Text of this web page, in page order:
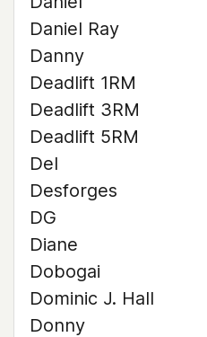
Daniel Ray
Danny
Deadlift 1RM
Deadlift 3RM
Deadlift 5RM
Del
Desforges
DG
Diane
Dobogai
Dominic J. Hall
Donny